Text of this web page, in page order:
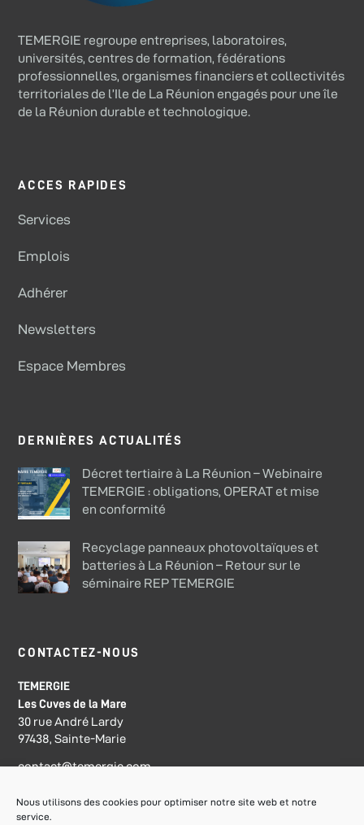
Nous utilisons des cookies pour optimiser notre site web et notre
service.
TEMERGIE regroupe entreprises, laboratoires,
universités, centres de formation, fédérations
professionnelles, organismes financiers et collectivités
territoriales de l’Ile de La Réunion engagés pour une île
de la Réunion durable et technologique.
ACCES RAPIDES
Services
Emplois
Adhérer
Newsletters
Espace Membres
DERNIÈRES ACTUALITÉS
Décret tertiaire à La Réunion – Webinaire
TEMERGIE : obligations, OPERAT et mise
en conformité
Recyclage panneaux photovoltaïques et
batteries à La Réunion – Retour sur le
séminaire REP TEMERGIE
CONTACTEZ-NOUS
TEMERGIE
Les Cuves de la Mare
30 rue André Lardy
97438, Sainte-Marie
contact@temergie.com